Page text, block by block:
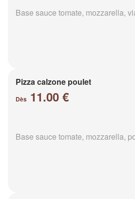
Base sauce tomate, mozzarella,
Pizza calzone poulet
Dès 11.00 €
Base sauce tomate, mozzarella,